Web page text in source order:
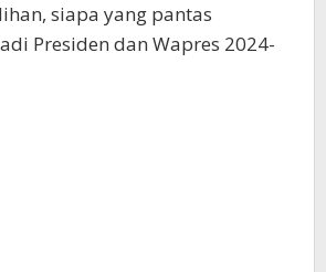
siapa yang pantas
Presiden dan Wapres 2024-